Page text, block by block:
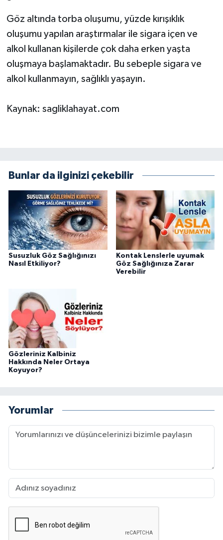
Göz altında torba oluşumu, yüzde kırışıklık
oluşumu yapılan araştırmalar ile sigara içen ve
alkol kullanan kişilerde çok daha erken yaşta
oluşmaya başlamaktadır. Bu sebeple sigara ve
alkol kullanmayın, sağlıklı yaşayın.
Kaynak: sagliklahayat.com
Bunlar da ilginizi çekebilir
Susuzluk Göz Sağlığınızı
Nasıl Etkiliyor?
Kontak Lenslerle uyumak
Göz Sağlığınıza Zarar
Verebilir
Gözleriniz Kalbiniz
Hakkında Neler Ortaya
Koyuyor?
Yorumlar